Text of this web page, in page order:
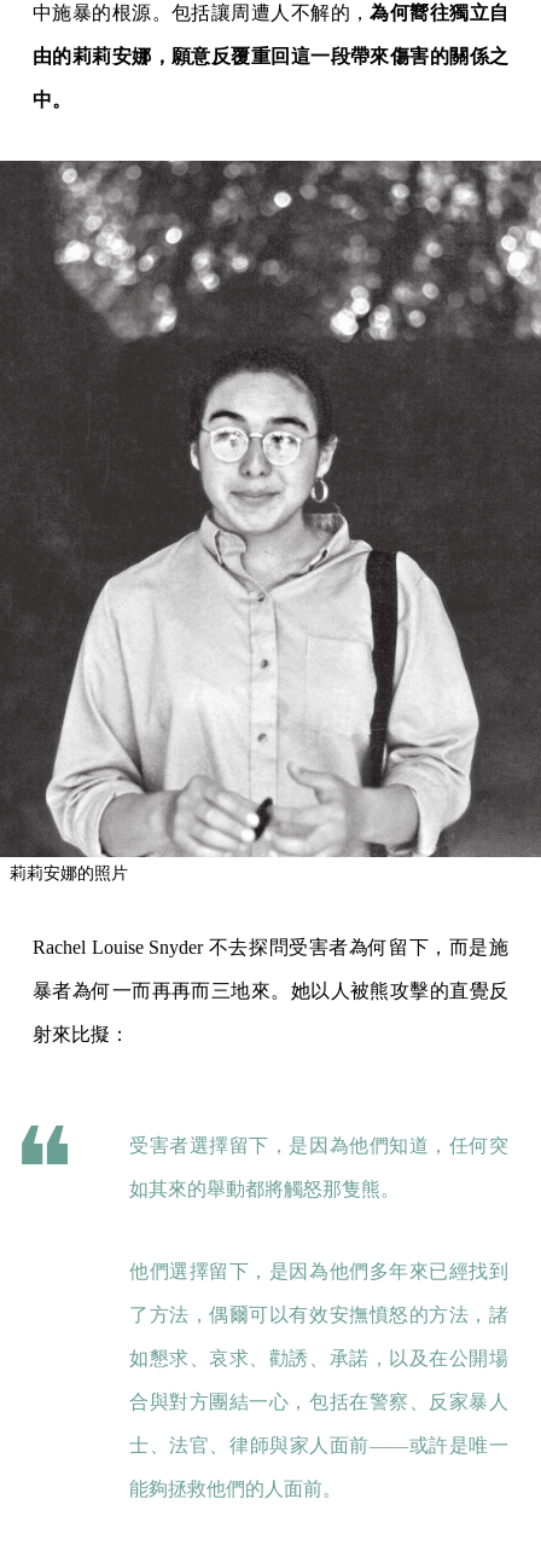
中施暴的根源。包括讓周遭人不解的，為何嚮往獨立自
由的莉莉安娜，願意反覆重回這一段帶來傷害的關係之
中。
莉莉安娜的照片
Rachel Louise Snyder 不去探問受害者為何留下，而是施
暴者為何一而再再而三地來。她以人被熊攻擊的直覺反
射來比擬：
受害者選擇留下，是因為他們知道，任何突
如其來的舉動都將觸怒那隻熊。
他們選擇留下，是因為他們多年來已經找到
了方法，偶爾可以有效安撫憤怒的方法，諸
如懇求、哀求、勸誘、承諾，以及在公開場
合與對方團結一心，包括在警察、反家暴人
士、法官、律師與家人面前——或許是唯一
能夠拯救他們的人面前。